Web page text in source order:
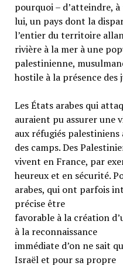
pourquoi – d’atteindre,
lui, un pays dont la
l’entier du territoire
rivière à la mer à une
palestinienne,
hostile à la présence des
Les États arabes qui
auraient pu assurer une
aux réfugiés
des camps. Des
vivent en France, par
heureux et en sécurité.
arabes, qui ont parfois
précise être
favorable à la création
à la reconnaissance
immédiate d’on ne sait
Israël et pour sa propre